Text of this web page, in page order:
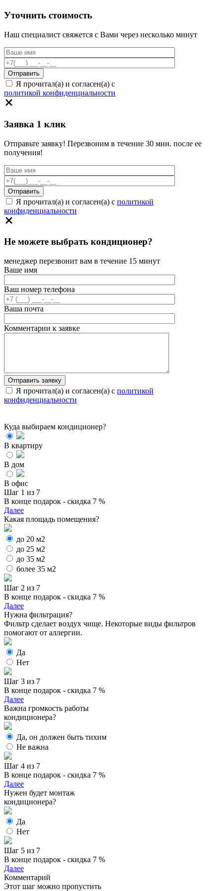
Уточнить стоимость
Наш специалист свяжется с Вами через несколько минут
Я прочитал(а) и согласен(а) с
политикой конфиденциальности
Заявка 1 клик
Отправьте заявку! Перезвоним в течение 30 мин. после ее
получения!
Я прочитал(а) и согласен(а) с политикой
конфиденциальности
Не можете выбрать кондиционер?
менеджер перезвонит вам в течение 15 минут
Ваше имя
Ваш номер телефона
Ваша почта
Комментарии к заявке
Я прочитал(а) и согласен(а) с политикой
конфиденциальности
Куда выбираем кондиционер?
В квартиру
В дом
В офис
Шаг 1 из 7
В конце подарок - скидка 7 %
Далее
Какая площадь помещения?
до 20 м2
до 25 м2
до 35 м2
более 35 м2
Шаг 2 из 7
В конце подарок - скидка 7 %
Далее
Нужна фильтрация?
Фильтр сделает воздух чище. Некоторые виды фильтров
помогают от аллергии.
Да
Нет
Шаг 3 из 7
В конце подарок - скидка 7 %
Далее
Важна громкость работы
кондиционера?
Да, он должен быть тихим
Не важна
Шаг 4 из 7
В конце подарок - скидка 7 %
Далее
Нужен будет монтаж
кондиционера?
Да
Нет
Шаг 5 из 7
В конце подарок - скидка 7 %
Далее
Комментарий
Этот шаг можно пропустить